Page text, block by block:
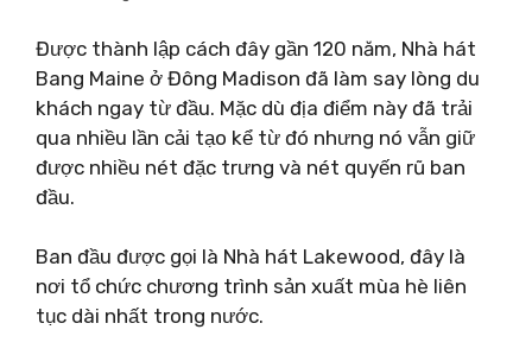
Được thành lập cách đây gần 120 năm, Nhà hát
Bang Maine ở Đông Madison đã làm say lòng du
khách ngay từ đầu. Mặc dù địa điểm này đã trải
qua nhiều lần cải tạo kể từ đó nhưng nó vẫn giữ
được nhiều nét đặc trưng và nét quyến rũ ban
đầu.
Ban đầu được gọi là Nhà hát Lakewood, đây là
nơi tổ chức chương trình sản xuất mùa hè liên
tục dài nhất trong nước.